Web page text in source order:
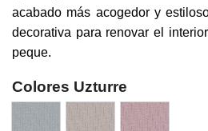
acabado más acogedor y
decorativa para renovar el
peque.
Colores Uzturre